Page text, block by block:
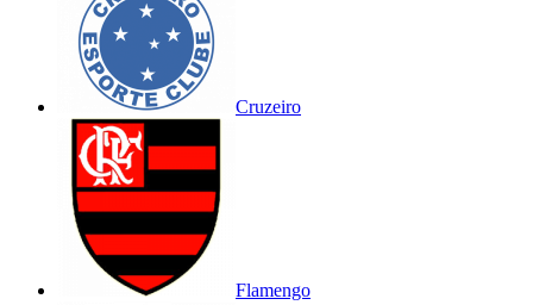
Cruzeiro
Flamengo